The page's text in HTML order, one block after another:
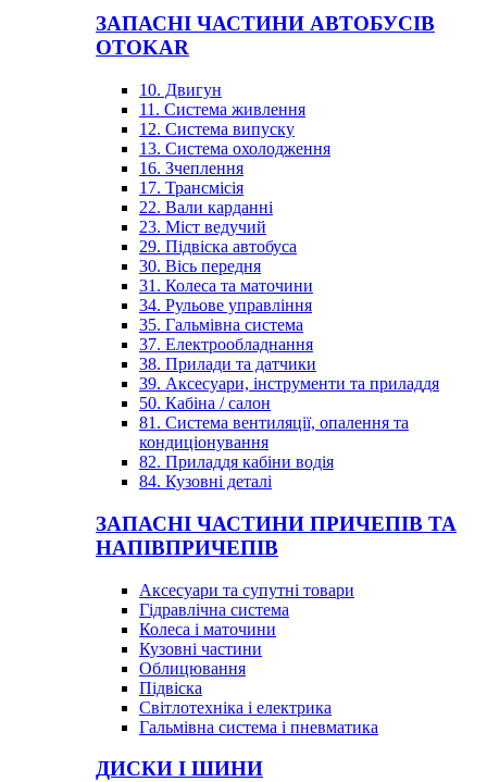
ЗАПАСНІ ЧАСТИНИ АВТОБУСІВ
OTOKAR
10. Двигун
11. Система живлення
12. Система випуску
13. Система охолодження
16. Зчеплення
17. Трансмісія
22. Вали карданні
23. Міст ведучий
29. Підвіска автобуса
30. Вісь передня
31. Колеса та маточини
34. Рульове управління
35. Гальмівна система
37. Електрообладнання
38. Прилади та датчики
39. Аксесуари, інструменти та приладдя
50. Кабіна / салон
81. Система вентиляції, опалення та
кондиціонування
82. Приладдя кабіни водія
84. Кузовні деталі
ЗАПАСНІ ЧАСТИНИ ПРИЧЕПІВ ТА
НАПІВПРИЧЕПІВ
Аксесуари та супутні товари
Гідравлічна система
Колеса і маточини
Кузовні частини
Облицювання
Підвіска
Світлотехніка і електрика
Гальмівна система і пневматика
ДИСКИ І ШИНИ